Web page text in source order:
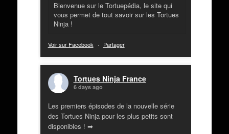
Bienvenue sur le Tortuepédia, le site qui
vous permet de tout savoir sur les Tortues
Ninja !
Voir sur Facebook · Partager
Tortues Ninja France
6 days ago
Les premiers épisodes de la nouvelle série
des Tortues Ninja pour les plus petits sont
disponibles ! ➡